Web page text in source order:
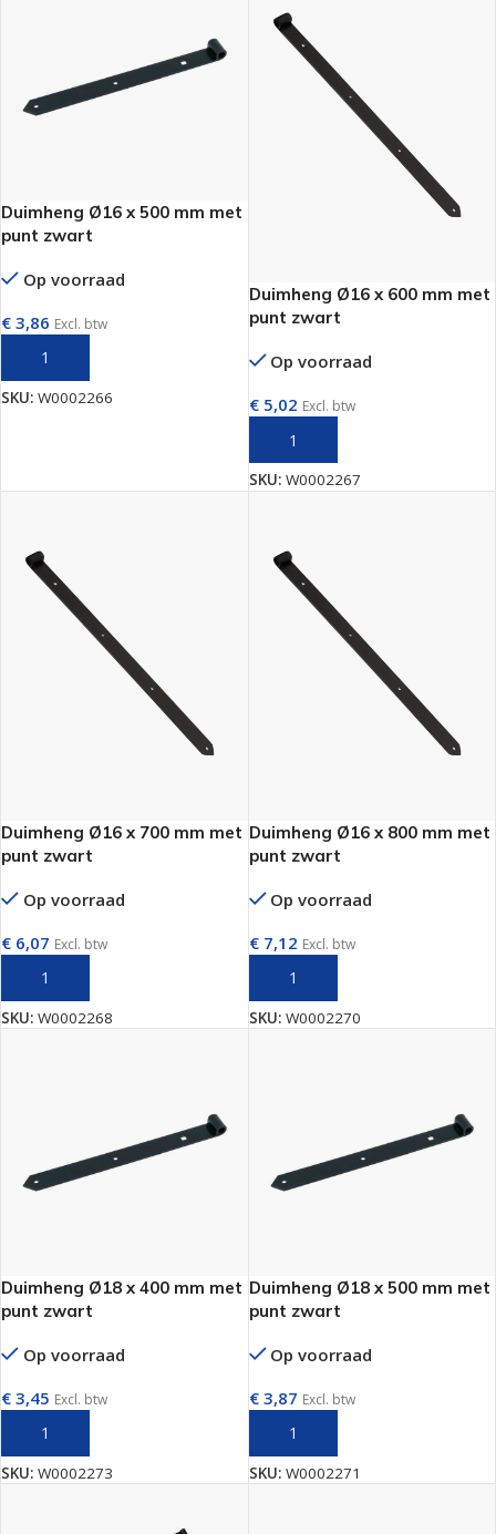
Duimheng Ø16 x 500 mm met
punt zwart
Op voorraad
€ 3,86 Excl. btw
SKU: W0002266
Duimheng Ø16 x 600 mm met
punt zwart
Op voorraad
€5,02 Excl. btw
SKU: W0002267
Duimheng Ø16 x 700 mm met
punt zwart
Op voorraad
€ 6,07 Excl. btw
SKU: W0002268
Duimheng Ø16 x 800 mm met
punt zwart
Op voorraad
€7,12 Excl. btw
SKU: W0002270
Duimheng Ø18 x 400 mm met
punt zwart
Op voorraad
€ 3,45 Excl. btw
SKU: W0002273
Duimheng Ø18 x 500 mm met
punt zwart
Op voorraad
€3,87 Excl. btw
SKU: W0002271